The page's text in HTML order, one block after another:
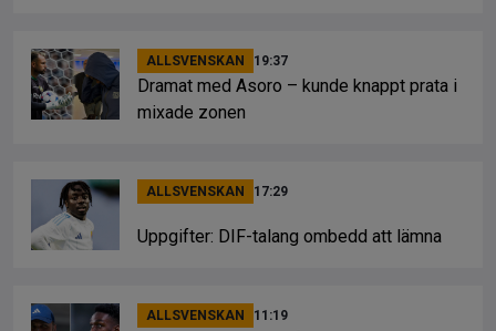
ALLSVENSKAN 19:37
Dramat med Asoro – kunde knappt prata i
mixade zonen
ALLSVENSKAN 17:29
Uppgifter: DIF-talang ombedd att lämna
ALLSVENSKAN 11:19